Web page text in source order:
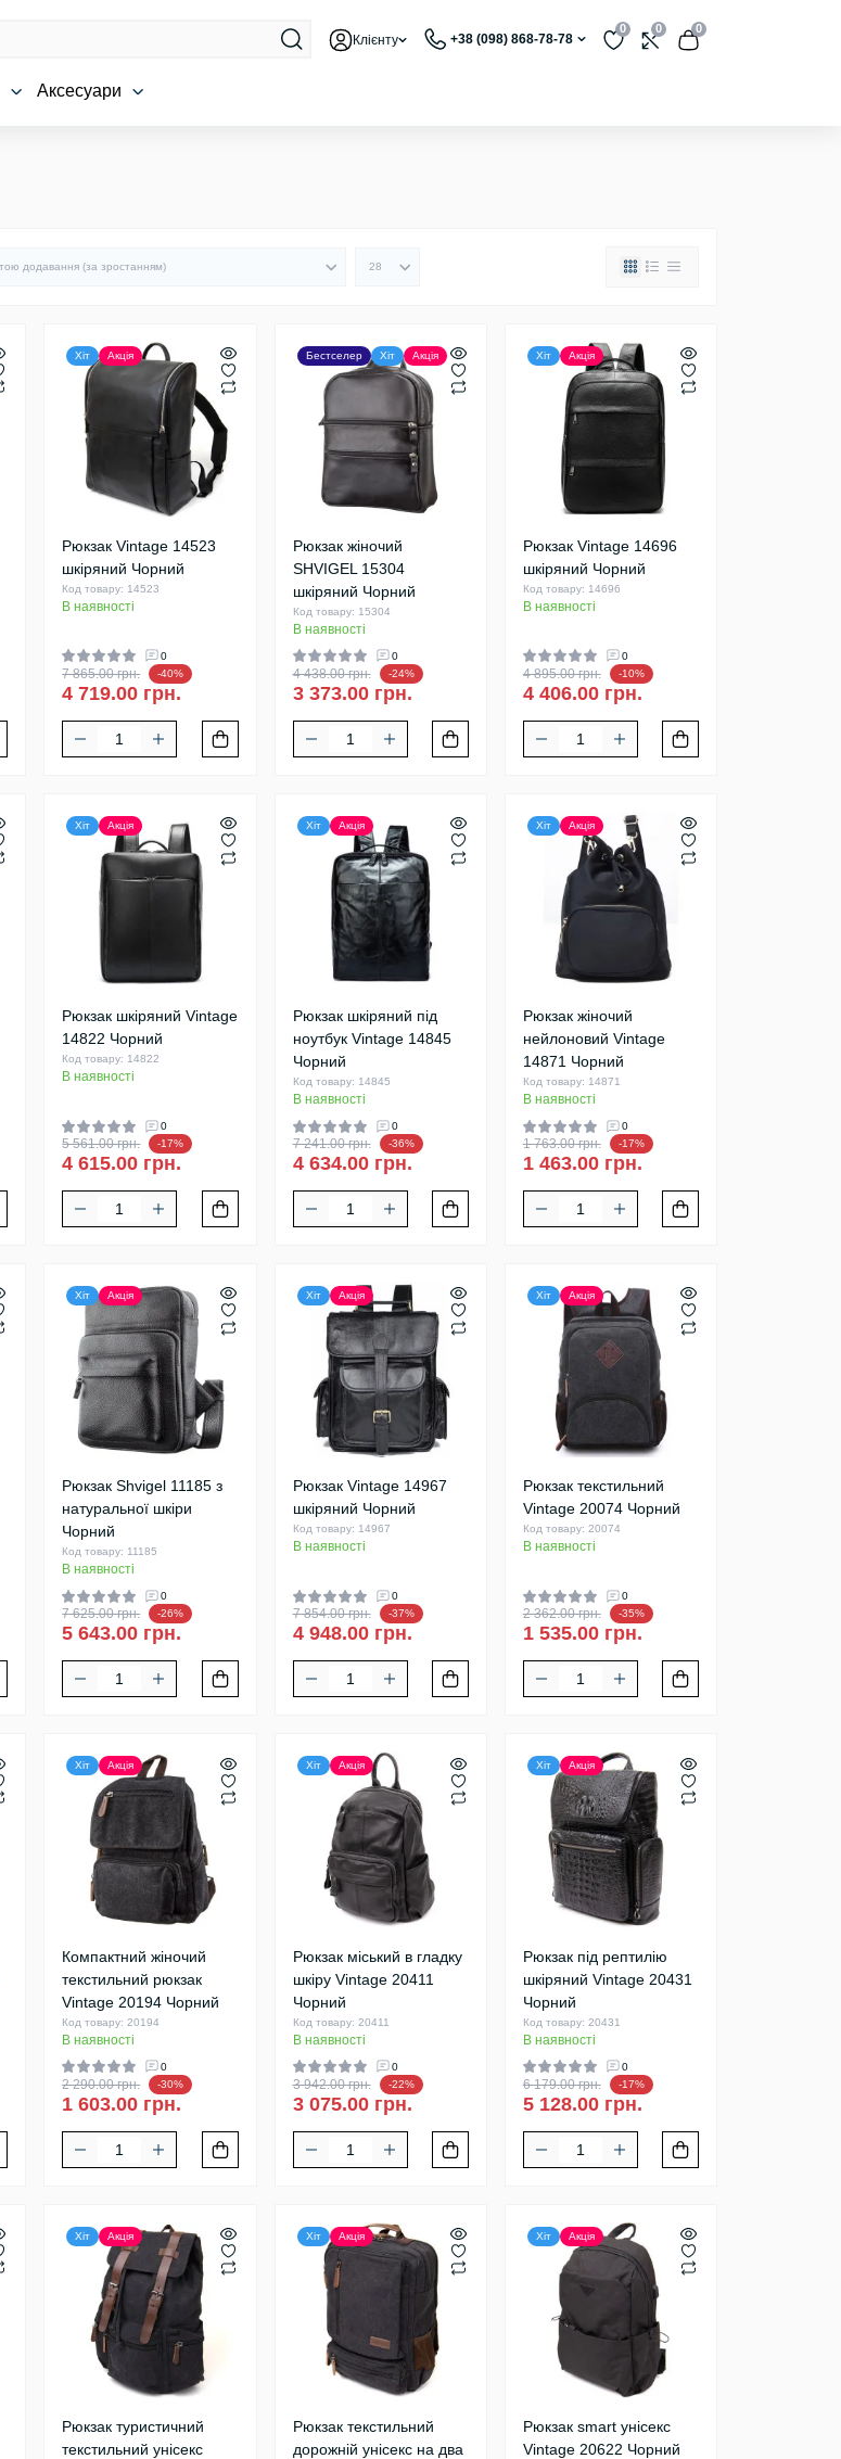
Клієнту +38 (098) 868-78-78
0 0 0
Аксесуари
Хіт Акція
Рюкзак Vintage 14523
шкіряний Чорний
Код товару: 14523
В наявності
0
7 865.00 грн. -40%
4 719.00 грн.
Бестселер Хіт Акція
Рюкзак жіночий
SHVIGEL 15304
шкіряний Чорний
Код товару: 15304
В наявності
0
4 438.00 грн. -24%
3 373.00 грн.
Хіт Акція
Рюкзак Vintage 14696
шкіряний Чорний
Код товару: 14696
В наявності
0
4 895.00 грн. -10%
4 406.00 грн.
Хіт Акція
Рюкзак шкіряний Vintage
14822 Чорний
Код товару: 14822
В наявності
0
5 561.00 грн. -17%
4 615.00 грн.
Хіт Акція
Рюкзак шкіряний під
ноутбук Vintage 14845
Чорний
Код товару: 14845
В наявності
0
7 241.00 грн. -36%
4 634.00 грн.
Хіт Акція
Рюкзак жіночий
нейлоновий Vintage
14871 Чорний
Код товару: 14871
В наявності
0
1 763.00 грн. -17%
1 463.00 грн.
Хіт Акція
Рюкзак Shvigel 11185 з
натуральної шкіри
Чорний
Код товару: 11185
В наявності
0
7 625.00 грн. -26%
5 643.00 грн.
Хіт Акція
Рюкзак Vintage 14967
шкіряний Чорний
Код товару: 14967
В наявності
0
7 854.00 грн. -37%
4 948.00 грн.
Хіт Акція
Рюкзак текстильний
Vintage 20074 Чорний
Код товару: 20074
В наявності
0
2 362.00 грн. -35%
1 535.00 грн.
Хіт Акція
Компактний жіночий
текстильний рюкзак
Vintage 20194 Чорний
Код товару: 20194
В наявності
0
2 290.00 грн. -30%
1 603.00 грн.
Хіт Акція
Рюкзак міський в гладку
шкіру Vintage 20411
Чорний
Код товару: 20411
В наявності
0
3 942.00 грн. -22%
3 075.00 грн.
Хіт Акція
Рюкзак під рептилію
шкіряний Vintage 20431
Чорний
Код товару: 20431
В наявності
0
6 179.00 грн. -17%
5 128.00 грн.
Хіт Акція
Рюкзак туристичний
текстильний унісекс
Хіт Акція
Рюкзак текстильний
дорожній унісекс на два
Хіт Акція
Рюкзак smart унісекс
Vintage 20622 Чорний